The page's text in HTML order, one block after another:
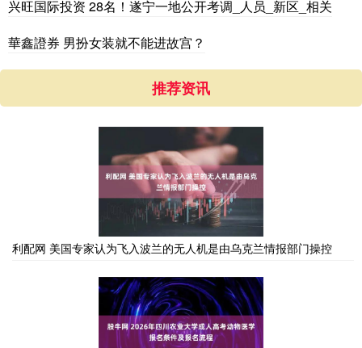
兴旺国际投资 28名！遂宁一地公开考调_人员_新区_相关
華鑫證券 男扮女装就不能进故宫？
推荐资讯
利配网 美国专家认为飞入波兰的无人机是由乌克兰情报部门操控